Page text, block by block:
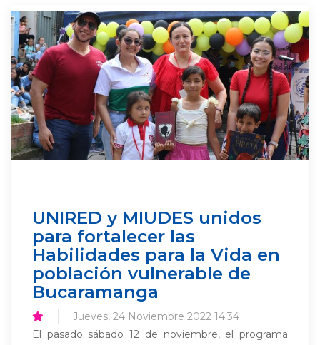
UNIRED y MIUDES unidos
para fortalecer las
Habilidades para la Vida en
población vulnerable de
Bucaramanga
Jueves, 24 Noviembre 2022 14:34
El pasado sábado 12 de noviembre, el programa